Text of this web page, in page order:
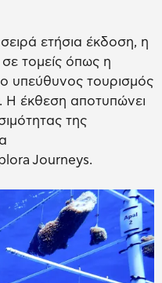
ετήσια έκδοση, η
τομείς όπως η
ο υπεύθυνος τουρισμός
Η έκθεση αποτυπώνει
της
Journeys.